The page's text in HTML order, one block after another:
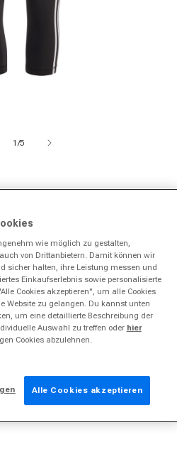
1/von
5
High-Waisted
wie möglich zu gestalten,
von Drittanbietern. Damit können wir
sicher halten, ihre Leistung messen und
Einkaufserlebnis sowie personalisierte
Cookies akzeptieren", um alle Cookies
Website zu gelangen. Du kannst unten
um eine detaillierte Beschreibung der
Auswahl zu treffen oder hier
Cookies abzulehnen.
Alle Cookies akzeptieren